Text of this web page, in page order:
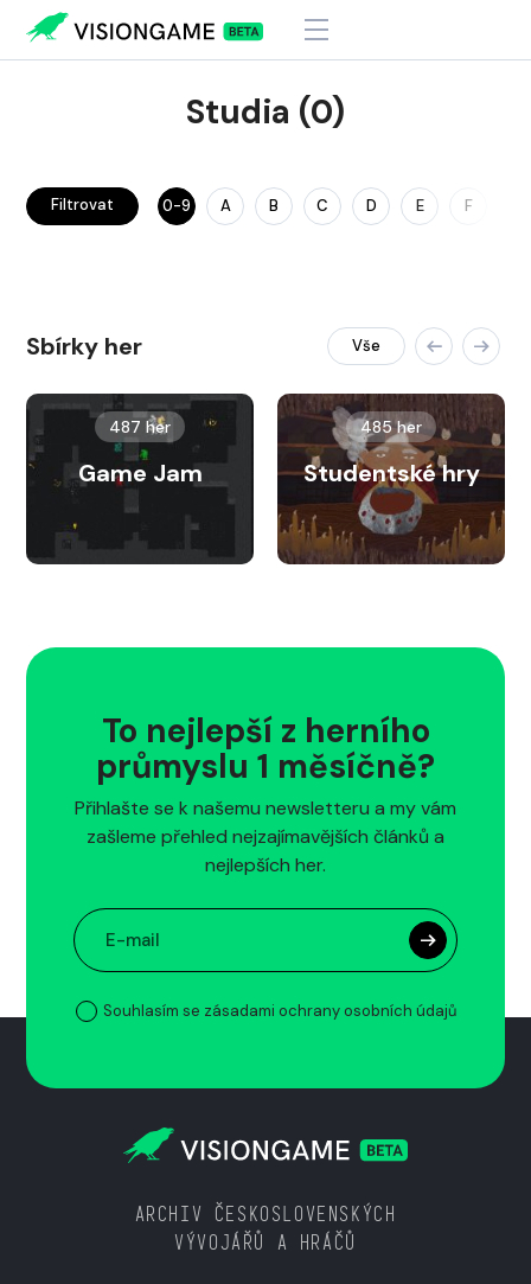
Studia (0)
Filtrovat 0-9 A B C D E F
Sbírky her Vše
487 her
Game Jam
485 her
Studentské hry
To nejlepší z herního
průmyslu 1 měsíčně?
Přihlašte se k našemu newsletteru a my vám
zašleme přehled nejzajímavějších článků a
nejlepších her.
Souhlasím se zásadami ochrany osobních údajů
ARCHIV ČESKOSLOVENSKÝCH
VÝVOJÁŘŮ A HRÁČŮ